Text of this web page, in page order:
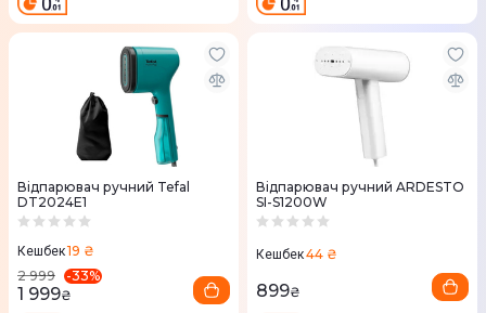
Відпарювач ручний Tefal
DT2024E1
Кешбек19 ₴
2 999
-33%
1 999₴
Відпарювач ручний ARDESTO
SI-S1200W
Кешбек44 ₴
899₴